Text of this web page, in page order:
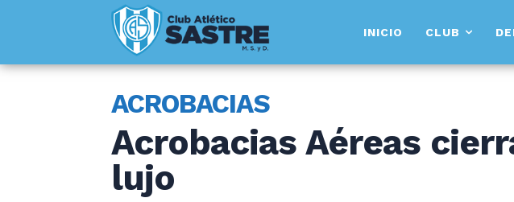
INICIO CLUB
ACROBACIAS
Acrobacias Aéreas
lujo